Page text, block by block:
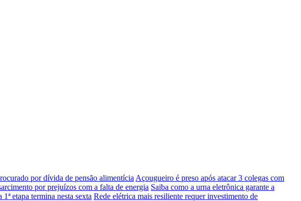
por dívida de pensão alimentícia Açougueiro é preso após atacar 3 colegas com
por prejuízos com a falta de energia Saiba como a urna eletrônica garante a
etapa termina nesta sexta Rede elétrica mais resiliente requer investimento de